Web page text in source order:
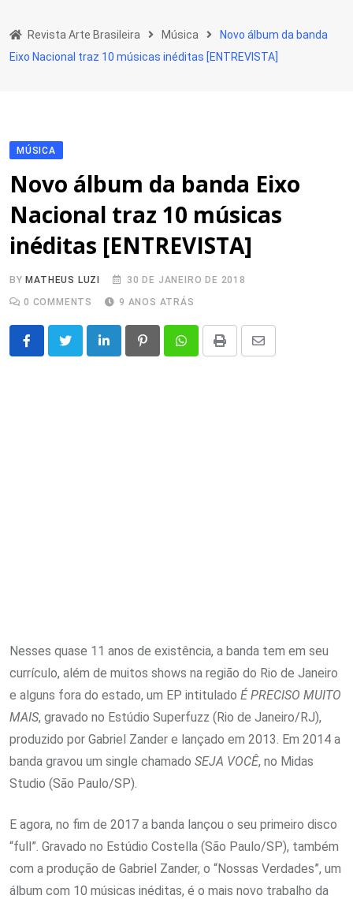
to
content
Revista Arte Brasileira Música
Novo álbum da banda
Eixo Nacional traz 10 músicas inéditas [ENTREVISTA]
MÚSICA
Novo álbum da banda Eixo
Nacional traz 10 músicas
inéditas [ENTREVISTA]
BY MATHEUS LUZI
30 DE JANEIRO DE 2018
0 COMMENTS 9 ANOS ATRÁS
LinkedIn PinterestWhatsappPrint
Share
Nesses quase 11 anos de existência, a banda tem em seu
currículo, além de muitos shows na região do Rio de Janeiro
e alguns fora do estado, um EP intitula­do É PRECISO MUITO
MAIS, gravado no Estúdio Superfuzz (Rio de Janeiro/RJ),
produzido por Gabriel Zander e lançado em 2013. Em 2014 a
banda gravou um single chamado SEJA VOCÊ, no Midas
Studio (São Paulo/SP).
E agora, no fim de 2017 a banda lançou o seu primeiro disco
“full”. Gravado no Estúdio Costella (São Paulo/SP), também
com a produção de Gabriel Zander, o “Nossas Verdades”, um
álbum com 10 músicas inéditas, é o mais novo trabalho da